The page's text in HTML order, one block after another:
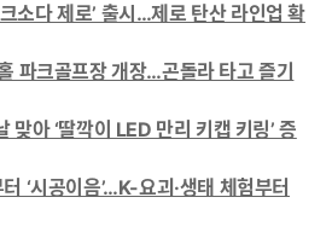
소다 제로’ 출시…제로 탄산 라인업 확
파크골프장 개장…곤돌라 타고 즐기
맞아 ‘딸깍이 LED 만리 키캡 키링’ 증
‘시공이음’…K-요괴·생태 체험부터